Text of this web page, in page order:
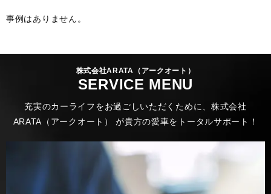
事例はありません。
株式会社ARATA（アークオート）
SERVICE MENU
充実のカーライフをお過ごしいただくために、株式会社
ARATA（アークオート） が貴方の愛車をトータルサポート！